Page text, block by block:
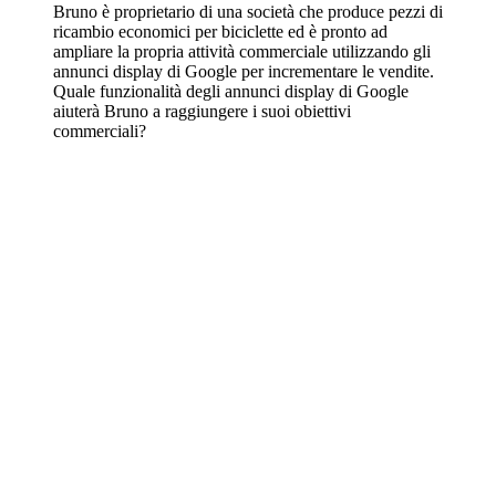
Bruno è proprietario di una società che produce pezzi di
ricambio economici per biciclette ed è pronto ad
ampliare la propria attività commerciale utilizzando gli
annunci display di Google per incrementare le vendite.
Quale funzionalità degli annunci display di Google
aiuterà Bruno a raggiungere i suoi obiettivi
commerciali?